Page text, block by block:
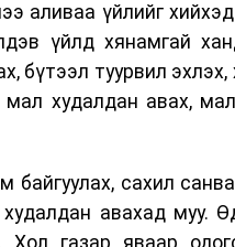
аливаа үйлийг
үйлд хянамгай
бүтээл туурвил
мал худалдан авах,
байгуулах, сахил
авахад муу.